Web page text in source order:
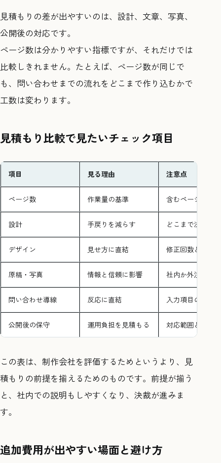
見積もりの差が出やすいのは、設計、文章、写真、
公開後の対応です。
ページ数は分かりやすい指標ですが、それだけでは
比較しきれません。たとえば、ページ数が同じで
も、問い合わせまでの流れをどこまで作り込むかで
工数は変わります。
見積もり比較で見たいチェック項目
項目 見る理由 注意点
ページ数 作業量の基準 含むページの定
設計 手戻りを減らす どこまで決める
デザイン 見せ方に直結 修正回数と対象
原稿・写真 情報と信頼に影響 社内か外注か
問い合わせ導線 反応に直結 入力項目の増減
公開後の保守 運用負担を見積もる 対応範囲と時間
この表は、制作会社を評価するためというより、見
積もりの前提を揃えるためのものです。前提が揃う
と、社内での説明もしやすくなり、決裁が進みま
す。
追加費用が出やすい場面と避け方